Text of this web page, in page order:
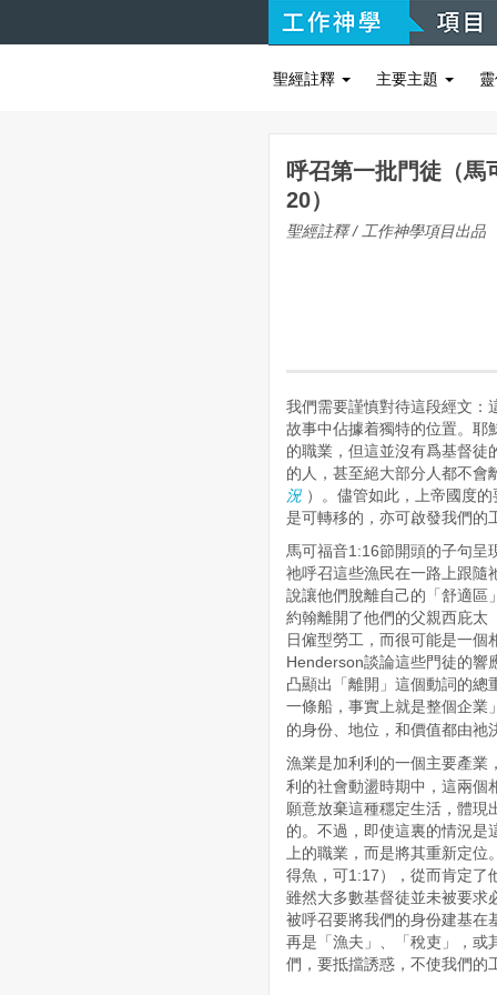
聖經註釋 主要主題
呼召第一批門徒（馬
20）
聖經註釋 / 工作神學項目出品
我們需要謹慎對待這段經文：
故事中佔據着獨特的位置。耶
的職業，但這並沒有爲基督徒
的人，甚至絕大部分人都不
況 ）。儘管如此，上帝國度
是可轉移的，亦可啟發我們的
馬可福音1:16節開頭的子句
祂呼召這些漁民在一路上跟隨
說讓他們脫離自己的「舒適區
約翰離開了他們的父親西庇太
日僱型勞工，而很可能是一
Henderson談論這些門徒的響
凸顯出「離開」這個動詞的總
一條船，事實上就是整個企業
的身份、地位，和價值都由祂
漁業是加利利的一個主要產
利的社會動盪時期中，這兩個
願意放棄這種穩定生活，體現
的。不過，即使這裏的情況是
上的職業，而是將其重新定
得魚，可1:17），從而肯定了
雖然大多數基督徒並未被要求
被呼召要將我們的身份建基在
再是「漁夫」、「稅吏」，或
們，要抵擋誘惑，不使我們的